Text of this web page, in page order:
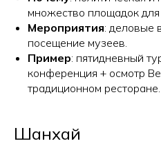
множество площадок
Мероприятия: деловые
посещение музеев.
Пример: пятидневный
конференция + осмотр
традиционном ресторане.
Шанхай